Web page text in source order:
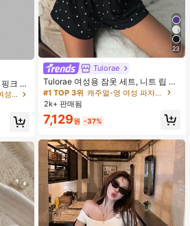
크 스
게티
로
크 탑
에서 쁘띠 스타일 여성 상의, 블라우스 & 티
에서 쁘띠 스타일 여성 상의, 블라우스 & 티
에서 쁘띠 스타일 여성 상의, 블라우스 & 티
23
Tulorae
Tulorae 여성용 잠옷 세트, 니트 립 원
단, 하트 프린트 대비 레이스 트림, 로
맨틱 달콤 귀여운 섹시 캐미솔 & 반바
지 베이비돌 잠옷 세트 투피스 나이트
세트 섹시 잠옷 세트 여성용 잠옷 롬퍼
투피스 잠옷 세트 여성용 잠옷 세트 도
트 잠옷 세트 잠옷 반바지 세트 투피스
잠옷 세트 여성용 여름 세트 도트 반바
지 세트 여성용 잠옷 세트 반바지 잠옷
세트 여성용 투피스 여름 라운지 세트
#1 TOP 3위
캐주얼-영 여성 파자마 세트
2k+ 판매됨
7,129원 -37%